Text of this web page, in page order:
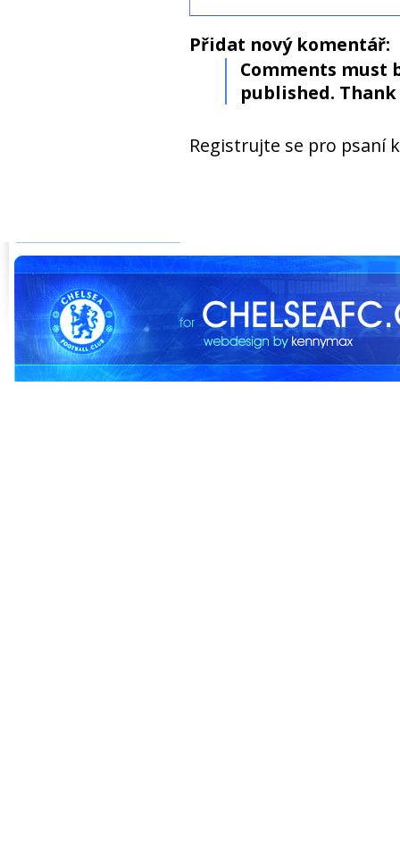
Přidat nový komentář:
Comments must
published. Thank
Registrujte se pro psaní